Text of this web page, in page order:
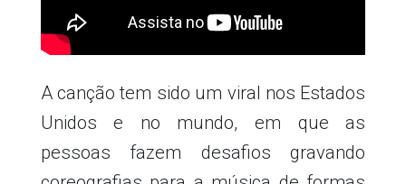
A canção tem sido um viral nos Estados
Unidos e no mundo, em que as
pessoas fazem desafios gravando